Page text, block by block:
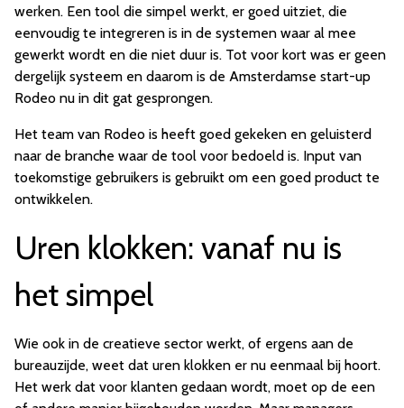
werken. Een tool die simpel werkt, er goed uitziet, die
eenvoudig te integreren is in de systemen waar al mee
gewerkt wordt en die niet duur is. Tot voor kort was er geen
dergelijk systeem en daarom is de Amsterdamse start-up
Rodeo nu in dit gat gesprongen.
Het team van Rodeo is heeft goed gekeken en geluisterd
naar de branche waar de tool voor bedoeld is. Input van
toekomstige gebruikers is gebruikt om een goed product te
ontwikkelen.
Uren klokken: vanaf nu is
het simpel
Wie ook in de creatieve sector werkt, of ergens aan de
bureauzijde, weet dat uren klokken er nu eenmaal bij hoort.
Het werk dat voor klanten gedaan wordt, moet op de een